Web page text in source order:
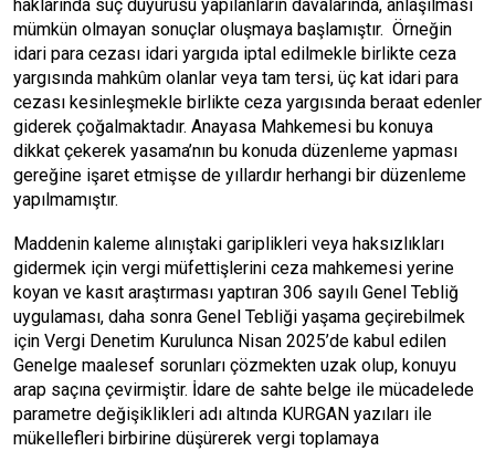
haklarında suç duyurusu yapılanların davalarında, anlaşılması
mümkün olmayan sonuçlar oluşmaya başlamıştır. Örneğin
idari para cezası idari yargıda iptal edilmekle birlikte ceza
yargısında mahkûm olanlar veya tam tersi, üç kat idari para
cezası kesinleşmekle birlikte ceza yargısında beraat edenler
giderek çoğalmaktadır. Anayasa Mahkemesi bu konuya
dikkat çekerek yasama’nın bu konuda düzenleme yapması
gereğine işaret etmişse de yıllardır herhangi bir düzenleme
yapılmamıştır.
Maddenin kaleme alınıştaki gariplikleri veya haksızlıkları
gidermek için vergi müfettişlerini ceza mahkemesi yerine
koyan ve kasıt araştırması yaptıran 306 sayılı Genel Tebliğ
uygulaması, daha sonra Genel Tebliği yaşama geçirebilmek
için Vergi Denetim Kurulunca Nisan 2025’de kabul edilen
Genelge maalesef sorunları çözmekten uzak olup, konuyu
arap saçına çevirmiştir. İdare de sahte belge ile mücadelede
parametre değişiklikleri adı altında KURGAN yazıları ile
mükellefleri birbirine düşürerek vergi toplamaya